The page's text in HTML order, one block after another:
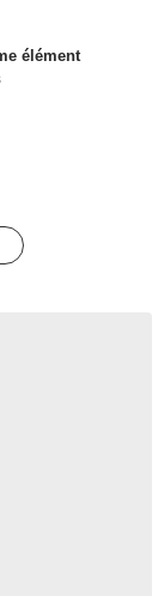
élément